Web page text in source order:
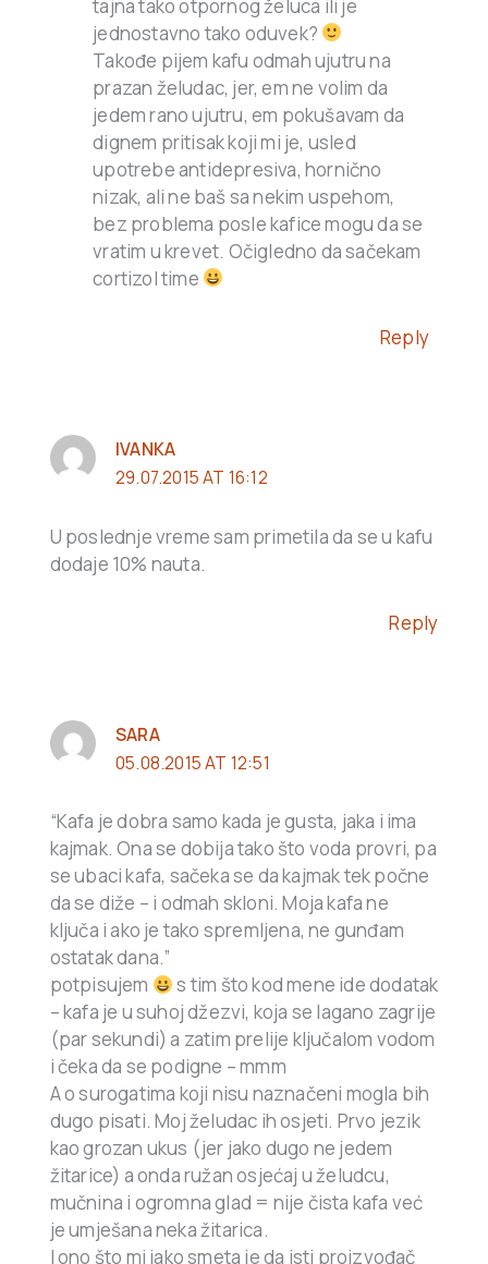
tajna tako otpornog želuca ili je
jednostavno tako oduvek?
Takođe pijem kafu odmah ujutru na
prazan želudac, jer, em ne volim da
jedem rano ujutru, em pokušavam da
dignem pritisak koji mi je, usled
upotrebe antidepresiva, hornično
nizak, ali ne baš sa nekim uspehom,
bez problema posle kafice mogu da se
vratim u krevet. Očigledno da sačekam
cortizol time
Reply
IVANKA
29.07.2015 AT 16:12
U poslednje vreme sam primetila da se u kafu
dodaje 10% nauta.
Reply
SARA
05.08.2015 AT 12:51
“Kafa je dobra samo kada je gusta, jaka i ima
kajmak. Ona se dobija tako što voda provri, pa
se ubaci kafa, sačeka se da kajmak tek počne
da se diže – i odmah skloni. Moja kafa ne
ključa i ako je tako spremljena, ne gunđam
ostatak dana.”
potpisujem
s tim što kod mene ide dodatak
– kafa je u suhoj džezvi, koja se lagano zagrije
(par sekundi) a zatim prelije ključalom vodom
i čeka da se podigne – mmm
A o surogatima koji nisu naznačeni mogla bih
dugo pisati. Moj želudac ih osjeti. Prvo jezik
kao grozan ukus (jer jako dugo ne jedem
žitarice) a onda ružan osjećaj u želudcu,
mučnina i ogromna glad = nije čista kafa već
je umješana neka žitarica.
I ono što mi jako smeta je da isti proizvođač